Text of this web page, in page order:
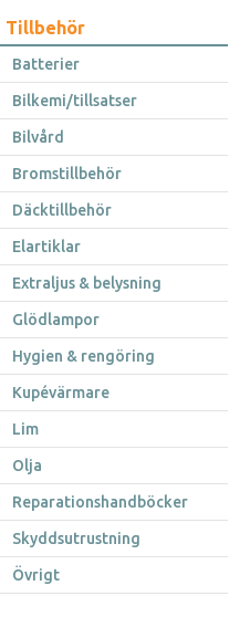
Tillbehör
Batterier
Bilkemi/tillsatser
Bilvård
Bromstillbehör
Däcktillbehör
Elartiklar
Extraljus & belysning
Glödlampor
Hygien & rengöring
Kupévärmare
Lim
Olja
Reparationshandböcker
Skyddsutrustning
Övrigt